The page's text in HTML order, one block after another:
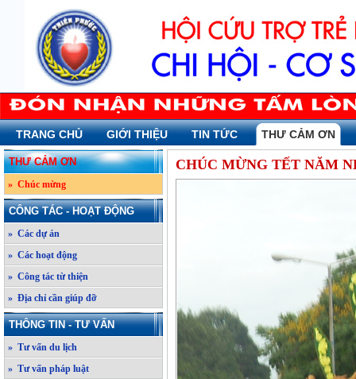
TRANG CHỦ GIỚI THIỆU TIN TỨC THƯ CẢM ƠN
THƯ CẢM ƠN
» Chúc mừng
CÔNG TÁC - HOẠT ĐỘNG
» Các dự án
» Các hoạt động
» Công tác từ thiện
» Địa chỉ cần giúp đỡ
THÔNG TIN - TƯ VẤN
» Tư vấn du lịch
» Tư vấn pháp luật
CHÚC MỪNG TẾT NĂM